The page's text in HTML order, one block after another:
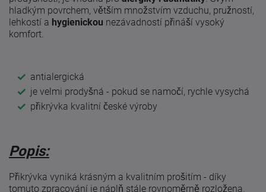
hladkým povrchem, větším množstvím vzduchu, pružností,
lehkostí a hygienickou nezávadností přináší vysoký
komfort.
antialergická
je velmi prodyšná - pokud se namočí, rychle vysychá
přikrývka kvalitní české výroby
Popis:
Přikrývka vyniká krásným a kvalitním prošitím - díky
tomuto zpracování je náplň stále rovnoměrně rozložena.